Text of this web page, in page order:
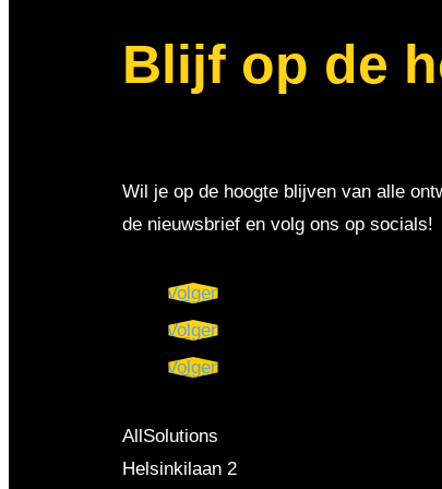
Blijf op de
Wil je op de hoogte blijven van alle
de nieuwsbrief en volg ons op socials!
Volgen
Volgen
Volgen
AllSolutions
Helsinkilaan 2